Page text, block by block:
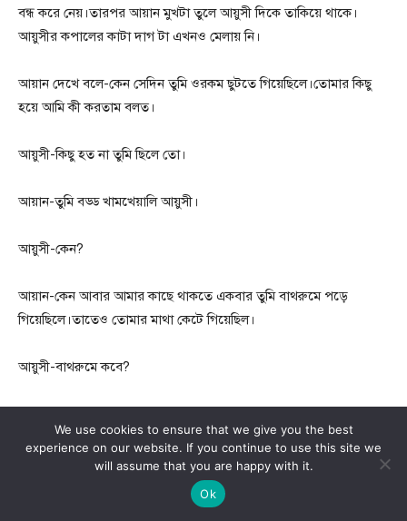
বন্ধ করে নেয়।তারপর আয়ান মুখটা তুলে আয়ুসী দিকে তাকিয়ে থাকে।
আয়ুসীর কপালের কাটা দাগ টা এখনও মেলায় নি।
আয়ান দেখে বলে-কেন সেদিন তুমি ওরকম ছুটতে গিয়েছিলে।তোমার কিছু
হয়ে আমি কী করতাম বলত।
আয়ুসী-কিছু হত না তুমি ছিলে তো।
আয়ান-তুমি বড্ড খামখেয়ালি আয়ুসী।
আয়ুসী-কেন?
আয়ান-কেন আবার আমার কাছে থাকতে একবার তুমি বাথরুমে পড়ে
গিয়েছিলে।তাতেও তোমার মাথা কেটে গিয়েছিল।
আয়ুসী-বাথরুমে কবে?
আয়ুসীর মনে পরে যায়।সে যে মিথ্যা বলেছিল।কিন্তু হঠাৎ সেই কথা মনে পরে
We use cookies to ensure that we give you the best
experience on our website. If you continue to use this site we
will assume that you are happy with it.
Ok